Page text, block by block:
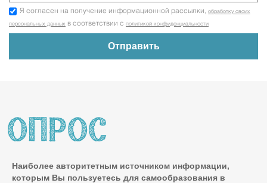
Я согласен на получение информационной рассылки, обработку своих
персональных данных в соответствии с политикой конфиденциальности
Наиболее авторитетным источником информации,
которым Вы пользуетесь для самообразования в